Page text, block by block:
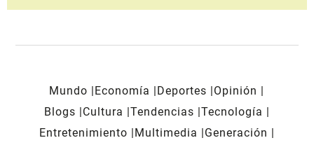
Mundo Economía Deportes
Opinión
Blogs
Cultura Tendencias Tecnología
Entretenimiento
Multimedia
Generación